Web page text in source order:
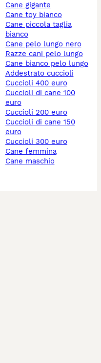
cane gigante
cane toy bianco
cane piccola taglia
bianco
cane pelo lungo nero
razze cani pelo lungo
cane bianco pelo lungo
addestrato cuccioli
cuccioli 400 euro
cuccioli di cane 100
euro
cuccioli 200 euro
cuccioli di cane 150
euro
cuccioli 300 euro
cane femmina
cane maschio